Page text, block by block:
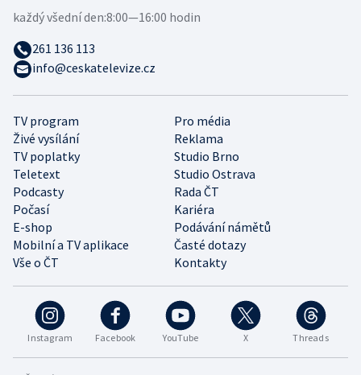
Instagram Facebook YouTube X Threads
TV program
Pro média
Živé vysílání
Reklama
TV poplatky
Studio Brno
Teletext
Studio Ostrava
Podcasty
Rada ČT
Počasí
Kariéra
E-shop
Podávání námětů
Mobilní a TV aplikace
Časté dotazy
Vše o ČT
Kontakty
každý všední den:8:00—16:00 hodin
261 136 113
info@ceskatelevize.cz